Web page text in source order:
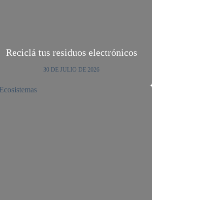
Reciclá tus residuos electrónicos
30 DE JULIO DE 2026